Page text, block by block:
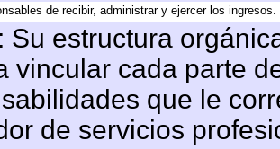
de recibir, administrar y ejercer los ingresos.
Su estructura
vincular cada parte
que le
de servicios